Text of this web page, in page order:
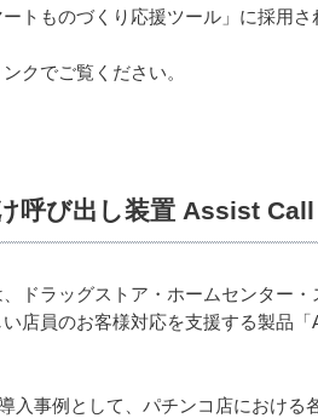
トものづくり応援ツール」に採用さ
クでご覧ください。
呼び出し装置 Assist
ドラッグストア・ホームセンター
店員のお客様対応を支援する製品
入事例として、パチンコ店における